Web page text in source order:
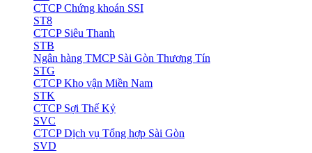
CTCP Chứng khoán SSI
ST8
CTCP Siêu Thanh
STB
Ngân hàng TMCP Sài Gòn Thương Tín
STG
CTCP Kho vận Miền Nam
STK
CTCP Sợi Thế Kỷ
SVC
CTCP Dịch vụ Tổng hợp Sài Gòn
SVD